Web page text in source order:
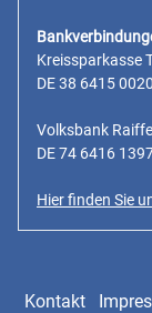
Kreissparkasse
DE 38 6415
Volksbank
DE 74 6416
Hier finden Sie
Kontakt